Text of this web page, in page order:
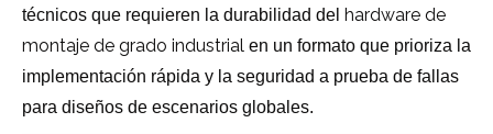
técnicos que requieren la durabilidad del hardware de
montaje de grado industrial en un formato que prioriza la
implementación rápida y la seguridad a prueba de fallas
para diseños de escenarios globales.